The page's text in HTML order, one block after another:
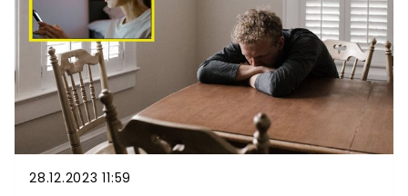
28.12.2023 11:59